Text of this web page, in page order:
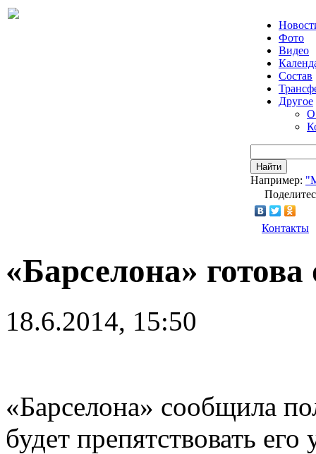
Фото
Видео
Состав
Другое
О
Найти
Например:
Контакты
«Барселона»
18.6.2014, 15:50
«Барселона» сообщила
будет препятствовать